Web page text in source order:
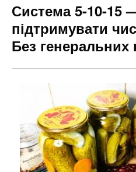
Система 5-10-15
підтримувати
Без